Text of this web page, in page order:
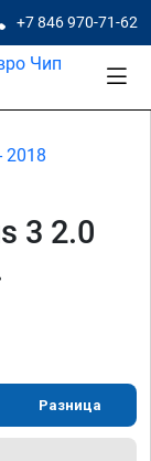
+7 846 970-71-62
2018
3 2.0
Разница